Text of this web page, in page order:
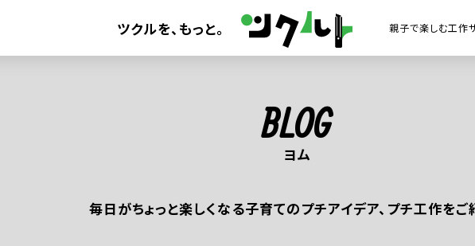
ツクルを、 もっと。
BLOG
毎日がちょっと楽しくなる子育てのプチアイデア、プチ工作をご